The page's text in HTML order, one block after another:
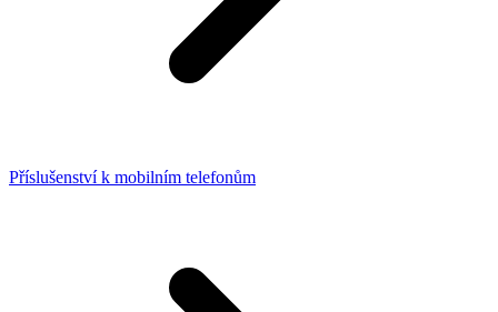
Příslušenství k mobilním telefonům